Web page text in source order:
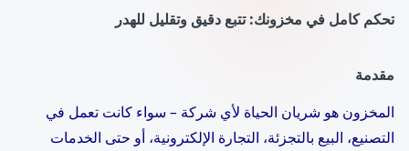
تحكم كامل في مخزونك: تتبع دقيق وتقليل للهدر
مقدمة
المخزون هو شريان الحياة لأي شركة – سواء كانت تعمل في
التصنيع، البيع بالتجزئة، التجارة الإلكترونية، أو حتى الخدمات